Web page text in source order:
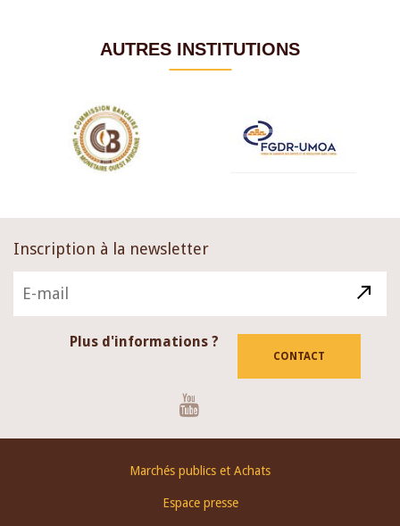
AUTRES INSTITUTIONS
Inscription à la newsletter
Plus d'informations ?
CONTACT
Marchés publics et Achats
Espace presse